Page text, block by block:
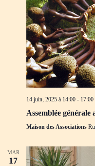
14 juin, 2025 à 14:00 - 17:00
Assemblée générale
Maison des Associations
MAR
17